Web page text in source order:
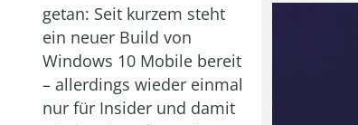
getan: Seit kurzem steht
ein neuer Build von
Windows 10 Mobile bereit
– allerdings wieder einmal
nur für Insider und damit